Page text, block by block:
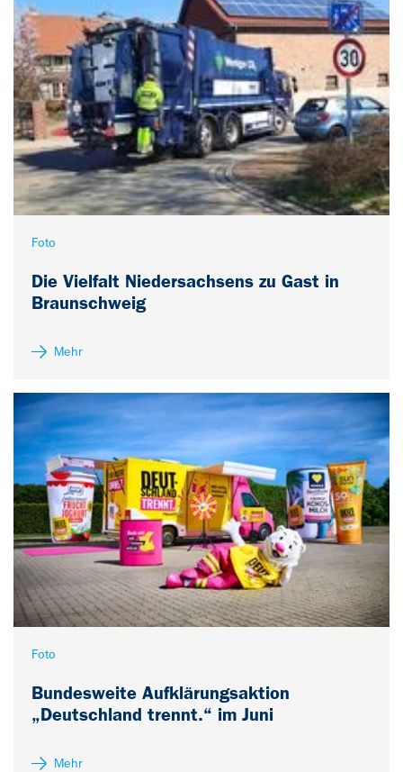
Foto
Die Vielfalt Niedersachsens zu Gast in
Braunschweig
Mehr
Foto
Bundesweite Aufklärungsaktion
„Deutschland trennt.“ im Juni
Mehr